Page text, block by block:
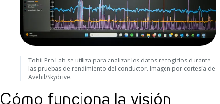
Tobii Pro Lab se utiliza para analizar los datos recogidos durante
las pruebas de rendimiento del conductor. Imagen por cortesía de
Avehil/Skydrive.
Cómo funciona la visión